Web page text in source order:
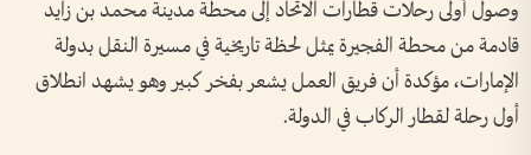
وصول أولى رحلات قطارات الاتحاد إلى محطة مدينة محمد بن زايد
قادمة من محطة الفجيرة يمثل لحظة تاريخية في مسيرة النقل بدولة
الإمارات، مؤكدة أن فريق العمل يشعر بفخر كبير وهو يشهد انطلاق
أول رحلة لقطار الركاب في الدولة.